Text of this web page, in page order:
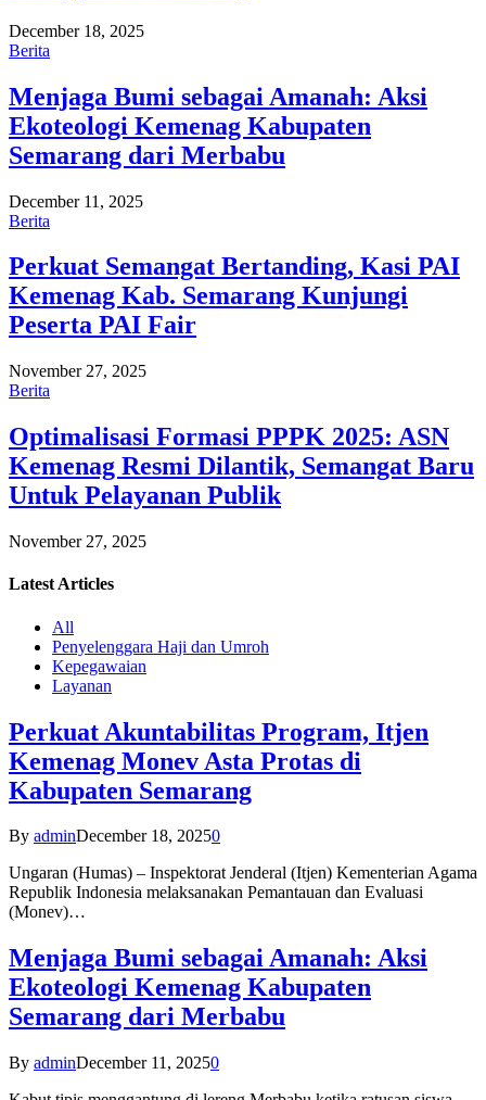
December 18, 2025
Berita
Menjaga Bumi sebagai Amanah: Aksi
Ekoteologi Kemenag Kabupaten
Semarang dari Merbabu
December 11, 2025
Berita
Perkuat Semangat Bertanding, Kasi PAI
Kemenag Kab. Semarang Kunjungi
Peserta PAI Fair
November 27, 2025
Berita
Optimalisasi Formasi PPPK 2025: ASN
Kemenag Resmi Dilantik, Semangat Baru
Untuk Pelayanan Publik
November 27, 2025
Latest Articles
All
Penyelenggara Haji dan Umroh
Kepegawaian
Layanan
Perkuat Akuntabilitas Program, Itjen
Kemenag Monev Asta Protas di
Kabupaten Semarang
By adminDecember 18, 20250
Ungaran (Humas) – Inspektorat Jenderal (Itjen) Kementerian Agama
Republik Indonesia melaksanakan Pemantauan dan Evaluasi
(Monev)…
Menjaga Bumi sebagai Amanah: Aksi
Ekoteologi Kemenag Kabupaten
Semarang dari Merbabu
By adminDecember 11, 20250